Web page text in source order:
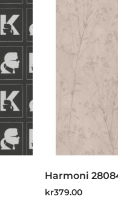
Harmoni
kr379.00